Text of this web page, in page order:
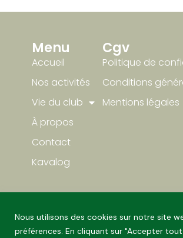
Nous utilisons des cookies sur notre site
préférences. En cliquant sur "Accepter
Menu
Accueil
Nos activités
Vie du club
À propos
Contact
Kavalog
Cgv
Politique de
Conditions
Mentions légales